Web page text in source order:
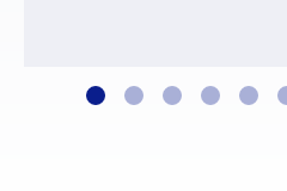
BlueMind